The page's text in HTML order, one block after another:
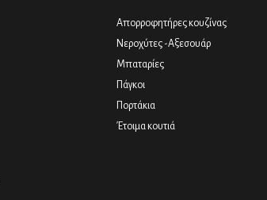
Απορροφητήρες κουζίνας
Νεροχύτες -Αξεσουάρ
Μπαταρίες
Πάγκοι
Πορτάκια
Έτοιμα κουτιά